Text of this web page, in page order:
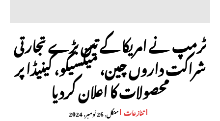
ٹرمپ نے امریکا کے تین بڑے تجارتی
شراکت داروں چین، میکسیکو، کینیڈا پر
محصولات کا اعلان کردیا
تنازعات منگل, 26 نومبر, 2024